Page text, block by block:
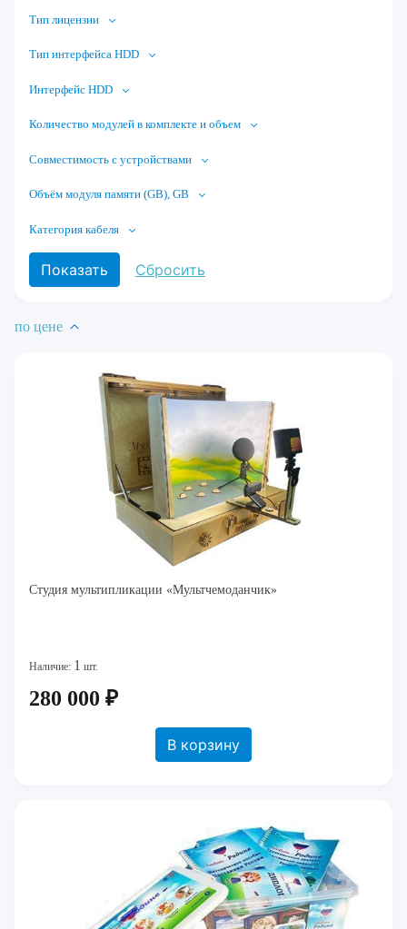
Тип лицензии
Тип интерфейса HDD
Интерфейс HDD
Количество модулей в комплекте и объем
Совместимость с устройствами
Объём модуля памяти (GB), GB
Категория кабеля
по цене
Студия мультипликации «Мультчемоданчик»
Наличие: 1 шт.
280 000 ₽
В корзину